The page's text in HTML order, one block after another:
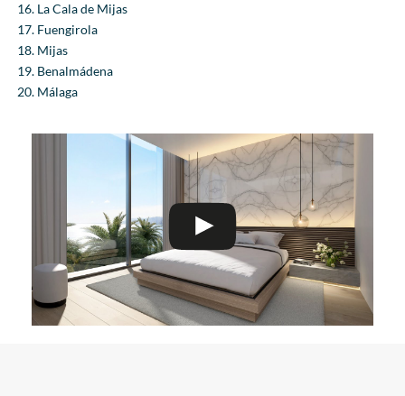
La Cala de Mijas
Fuengirola
Mijas
Benalmádena
Málaga